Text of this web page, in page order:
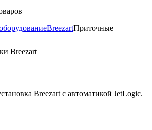
BreezartПриточные
Breezart
Breezart с автоматикой JetLogic.